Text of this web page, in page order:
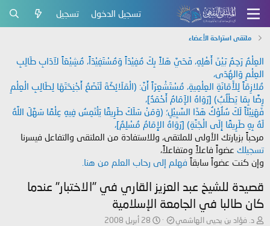
تسجيل الدخول تسجيل
ملتقى استراحة الأعضاء
العِلْمُ رَحِمٌ بَيْنَ أَهْلِهِ، فَحَيَّ هَلاً بِكَ مُفِيْدَاً وَمُسْتَفِيْدَاً، مُشِيْعَاً لآدَابِ طَالِبِ
العِلْمِ وَالهُدَى،
مُلازِمَاً لِلأَمَانَةِ العِلْمِيةِ، مُسْتَشْعِرَاً أَنَّ: (الْمَلَائِكَةَ لَتَضَعُ أَجْنِحَتَهَا لِطَالِبِ الْعِلْمِ
رِضًا بِمَا يَطْلُبُ) [رَوَاهُ الإَمَامُ أَحْمَدُ]،
فَهَنِيْئَاً لَكَ سُلُوْكُ هَذَا السَّبِيْلِ؛ (وَمَنْ سَلَكَ طَرِيقًا يَلْتَمِسُ فِيهِ عِلْمًا سَهَّلَ اللَّهُ
لَهُ بِهِ طَرِيقًا إِلَى الْجَنَّةِ) [رَوَاهُ الإِمَامُ مُسْلِمٌ]،
مرحباً بزيارتك الأولى للملتقى، وللاستفادة من الملتقى والتفاعل فيسرنا
تسجيلك عضواً فاعلاً ومتفاعلاً،
وإن كنت عضواً سابقاً فهلم إلى رحاب العلم من هنا.
قصيدة للشيخ عبد العزيز القاري في "الاختبار" عندما
كان طالبا في الجامعة الإسلامية
بد. فؤاد بن يحيى الهاشمي
ت28 أبريل 2008